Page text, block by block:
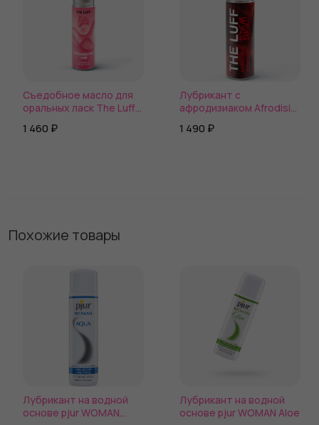
Съедобное масло для
оральных ласк The Luff
1 460 ₽
Лубрикант с
афродизиаком Afrodisia
1 490 ₽
Похожие товары
Лубрикант на водной
основе pjur WOMAN
Лубрикант на водной
основе pjur WOMAN Aloe